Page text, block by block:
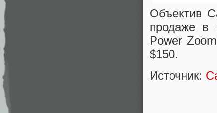
Объектив
продаже в
Power
$150.
Источник: